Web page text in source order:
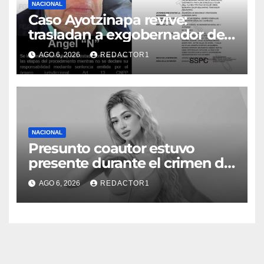
NACIONAL
Caso Ayotzinapa revive:
trasladan a exgobernador de
Guerrero a prisión federal
AGO 6, 2026 REDACTOR1
NACIONAL
Presunto coautor estuvo
presente durante el crimen de
Valeria Márquez: Fiscalía
AGO 6, 2026 REDACTOR1